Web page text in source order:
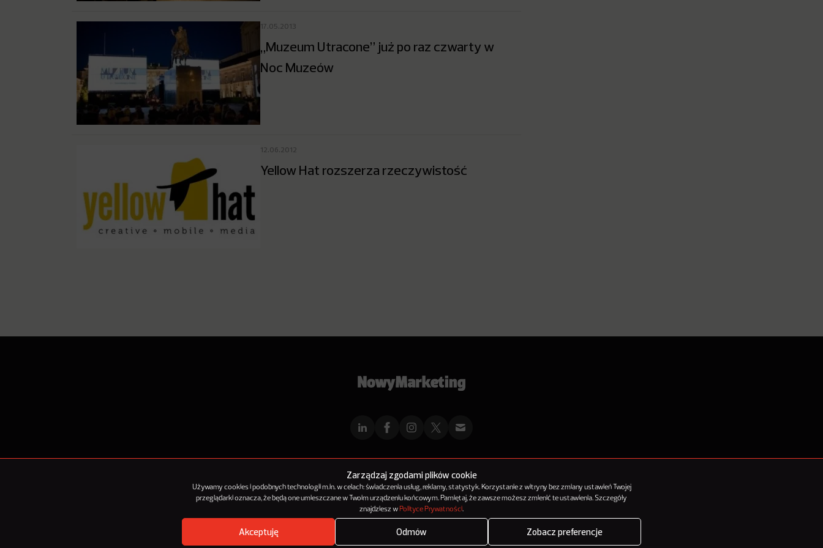
Zarządzaj zgodami plików cookie
Używamy cookies i podobnych technologii m.in. w celach: świadczenia usług, reklamy, statystyk. Korzystanie z witryny bez zmiany ustawień Twojej
przeglądarki oznacza, że będą one umieszczane w Twoim urządzeniu końcowym. Pamiętaj, że zawsze możesz zmienić te ustawienia. Szczegóły
znajdziesz w Polityce Prywatności.
Akceptuję Odmów Zobacz preferencje
17.05.2013
„Muzeum Utracone” już po raz czwarty w
Noc Muzeów
12.06.2012
Yellow Hat rozszerza rzeczywistość
ReklamaKontaktPolityka PrywatnościKanał RSS
NowyMarketing jest marką 143Media Sp. z o.o.